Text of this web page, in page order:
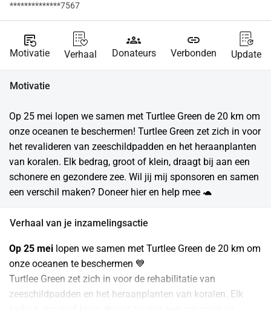
**************7567
source_notes
Motivatie Verhaal
groups
Donateurs
link
Verbonden Update
Motivatie
Op 25 mei lopen we samen met Turtlee Green de 20 km om
onze oceanen te beschermen! Turtlee Green zet zich in voor
het revalideren van zeeschildpadden en het heraanplanten
van koralen. Elk bedrag, groot of klein, draagt bij aan een
schonere en gezondere zee. Wil jij mij sponsoren en samen
een verschil maken? Doneer hier en help mee 🐢
Verhaal van je inzamelingsactie
Op 25 mei lopen we samen met Turtlee Green de 20 km om
onze oceanen te beschermen 💙
Turtlee Green zet zich in voor de rehabilitatie van
zeeschildpadden en het heraanplanten van koralen. Elk